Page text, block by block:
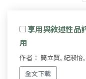
享用與敘述性
用
作者： 簡立賢, 紀淑怡
全文下載